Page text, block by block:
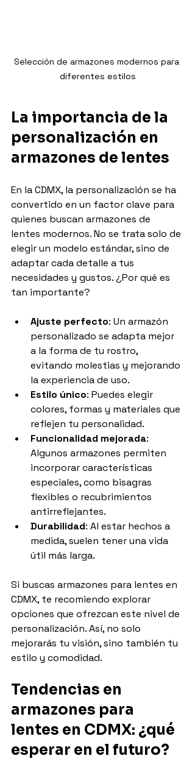
Selección de armazones modernos para
diferentes estilos
La importancia de la
personalización en
armazones de lentes
En la CDMX, la personalización se ha
convertido en un factor clave para
quienes buscan armazones de
lentes modernos. No se trata solo de
elegir un modelo estándar, sino de
adaptar cada detalle a tus
necesidades y gustos. ¿Por qué es
tan importante?
Ajuste perfecto: Un armazón
personalizado se adapta mejor
a la forma de tu rostro,
evitando molestias y mejorando
la experiencia de uso.
Estilo único: Puedes elegir
colores, formas y materiales que
reflejen tu personalidad.
Funcionalidad mejorada:
Algunos armazones permiten
incorporar características
especiales, como bisagras
flexibles o recubrimientos
antirreflejantes.
Durabilidad: Al estar hechos a
medida, suelen tener una vida
útil más larga.
Si buscas armazones para lentes en
CDMX, te recomiendo explorar
opciones que ofrezcan este nivel de
personalización. Así, no solo
mejorarás tu visión, sino también tu
estilo y comodidad.
Tendencias en
armazones para
lentes en CDMX: ¿qué
esperar en el futuro?